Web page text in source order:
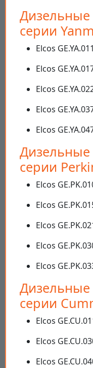
Дизельные
серии
Elcos
Elcos
Elcos
Elcos
Elcos
Дизельные
серии
Elcos
Elcos
Elcos
Elcos
Elcos
Дизельные
серии
Elcos
Elcos
Elcos